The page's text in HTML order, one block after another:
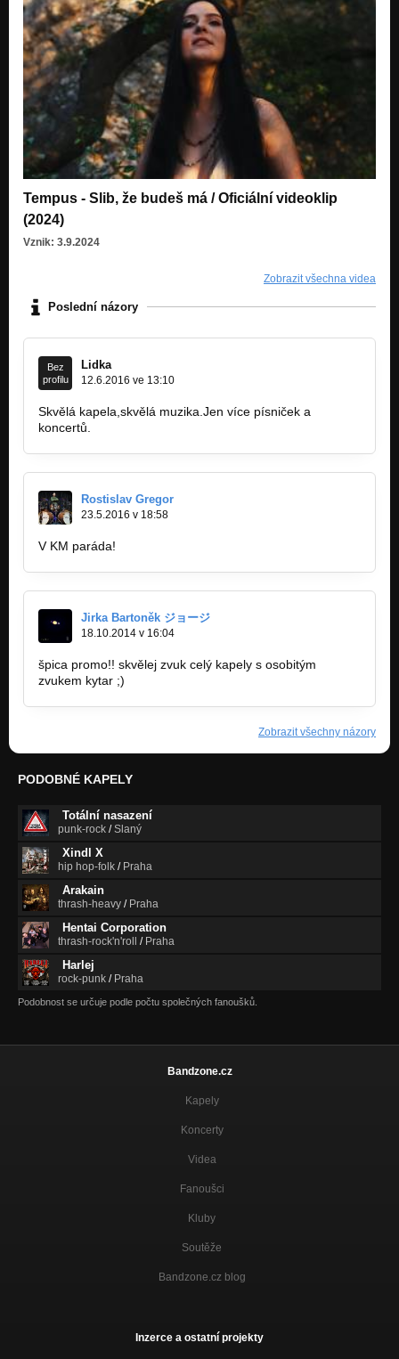
Tempus - Slib, že budeš má / Oficiální videoklip
(2024)
Vznik: 3.9.2024
Zobrazit všechna videa
Poslední názory
Bez
profilu
Lidka
12.6.2016 ve 13:10
Skvělá kapela,skvělá muzika.Jen více písniček a
koncertů.
Rostislav Gregor
23.5.2016 v 18:58
V KM paráda!
Jirka Bartoněk ジョージ
18.10.2014 v 16:04
špica promo!! skvělej zvuk celý kapely s osobitým
zvukem kytar ;)
Zobrazit všechny názory
PODOBNÉ KAPELY
Totální nasazení
punk-rock /Slaný
Xindl X
hip hop-folk / Praha
Arakain
thrash-heavy / Praha
Hentai Corporation
thrash-rock'n'roll / Praha
Harlej
rock-punk / Praha
Podobnost se určuje podle počtu společných fanoušků.
Bandzone.cz
Kapely
Koncerty
Videa
Fanoušci
Kluby
Soutěže
Bandzone.cz blog
Inzerce a ostatní projekty